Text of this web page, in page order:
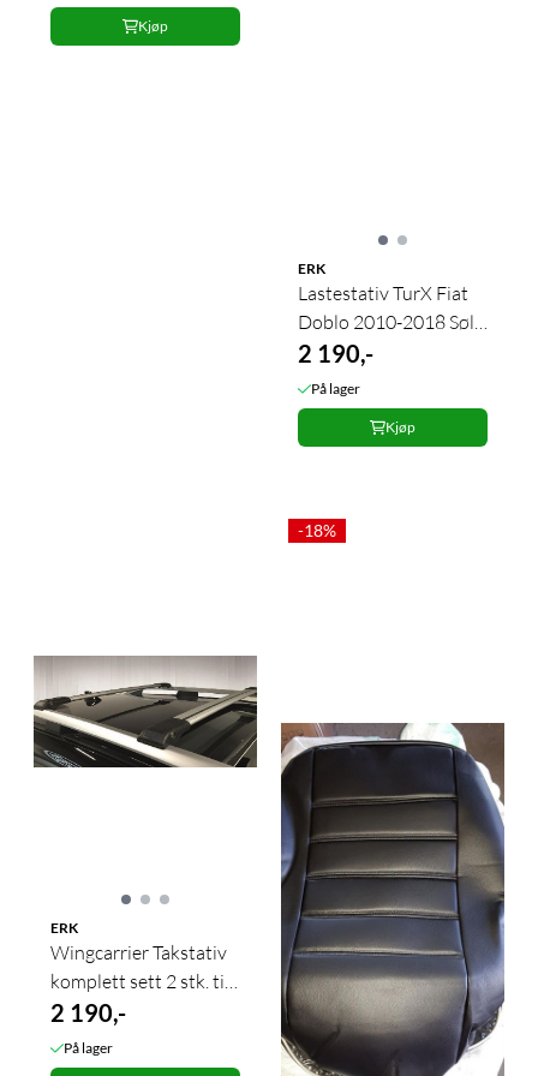
Kjøp
ERK
Lastestativ TurX Fiat
Doblo 2010-2018 Sølv
2 stk.
2 190,-
På lager
Kjøp
ERK
Wingcarrier Takstativ
komplett sett 2 stk. til
åpen rails sølv
2 190,-
På lager
-18%